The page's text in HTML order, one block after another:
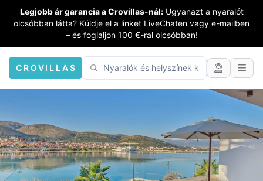
Legjobb ár garancia a Crovillas-nál: Ugyanazt a nyaralót
olcsóbban látta? Küldje el a linket LiveChaten vagy e-mailben
– és foglaljon 100 €-ral olcsóbban!
CROVILLAS